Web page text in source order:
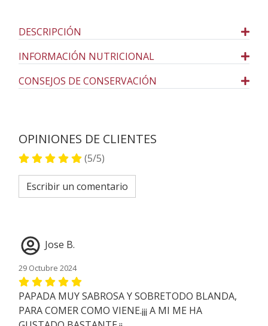
DESCRIPCIÓN
INFORMACIÓN NUTRICIONAL
CONSEJOS DE CONSERVACIÓN
OPINIONES DE CLIENTES
(5/5)
Escribir un comentario
Jose B.
29 Octubre 2024
PAPADA MUY SABROSA Y SOBRETODO BLANDA,
PARA COMER COMO VIENE.¡¡¡ A MI ME HA